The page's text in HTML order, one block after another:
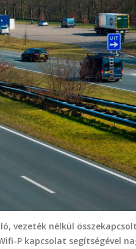
vezeték nélkül összekapcsolt
P kapcsolat segítségével